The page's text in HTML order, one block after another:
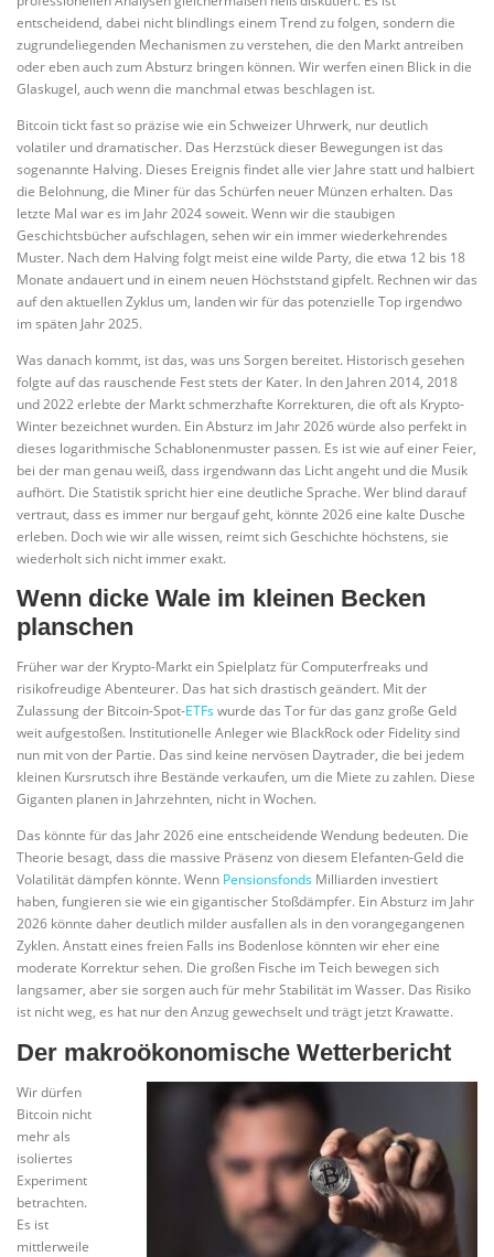
entscheidend, dabei nicht blindlings einem Trend zu folgen, sondern die
zugrundeliegenden Mechanismen zu verstehen, die den Markt antreiben
oder eben auch zum Absturz bringen können. Wir werfen einen Blick in die
Glaskugel, auch wenn die manchmal etwas beschlagen ist.
Bitcoin tickt fast so präzise wie ein Schweizer Uhrwerk, nur deutlich
volatiler und dramatischer. Das Herzstück dieser Bewegungen ist das
sogenannte Halving. Dieses Ereignis findet alle vier Jahre statt und halbiert
die Belohnung, die Miner für das Schürfen neuer Münzen erhalten. Das
letzte Mal war es im Jahr 2024 soweit. Wenn wir die staubigen
Geschichtsbücher aufschlagen, sehen wir ein immer wiederkehrendes
Muster. Nach dem Halving folgt meist eine wilde Party, die etwa 12 bis 18
Monate andauert und in einem neuen Höchststand gipfelt. Rechnen wir das
auf den aktuellen Zyklus um, landen wir für das potenzielle Top irgendwo
im späten Jahr 2025.
Was danach kommt, ist das, was uns Sorgen bereitet. Historisch gesehen
folgte auf das rauschende Fest stets der Kater. In den Jahren 2014, 2018
und 2022 erlebte der Markt schmerzhafte Korrekturen, die oft als Krypto-
Winter bezeichnet wurden. Ein Absturz im Jahr 2026 würde also perfekt in
dieses logarithmische Schablonenmuster passen. Es ist wie auf einer Feier,
bei der man genau weiß, dass irgendwann das Licht angeht und die Musik
aufhört. Die Statistik spricht hier eine deutliche Sprache. Wer blind darauf
vertraut, dass es immer nur bergauf geht, könnte 2026 eine kalte Dusche
erleben. Doch wie wir alle wissen, reimt sich Geschichte höchstens, sie
wiederholt sich nicht immer exakt.
Wenn dicke Wale im kleinen Becken
planschen
Früher war der Krypto-Markt ein Spielplatz für Computerfreaks und
risikofreudige Abenteurer. Das hat sich drastisch geändert. Mit der
Zulassung der Bitcoin-Spot-ETFswurde das Tor für das ganz große Geld
weit aufgestoßen. Institutionelle Anleger wie BlackRock oder Fidelity sind
nun mit von der Partie. Das sind keine nervösen Daytrader, die bei jedem
kleinen Kursrutsch ihre Bestände verkaufen, um die Miete zu zahlen. Diese
Giganten planen in Jahrzehnten, nicht in Wochen.
Das könnte für das Jahr 2026 eine entscheidende Wendung bedeuten. Die
Theorie besagt, dass die massive Präsenz von diesem Elefanten-Geld die
Volatilität dämpfen könnte. Wenn Pensionsfonds Milliarden investiert
haben, fungieren sie wie ein gigantischer Stoßdämpfer. Ein Absturz im Jahr
2026 könnte daher deutlich milder ausfallen als in den vorangegangenen
Zyklen. Anstatt eines freien Falls ins Bodenlose könnten wir eher eine
moderate Korrektur sehen. Die großen Fische im Teich bewegen sich
langsamer, aber sie sorgen auch für mehr Stabilität im Wasser. Das Risiko
ist nicht weg, es hat nur den Anzug gewechselt und trägt jetzt Krawatte.
Der makroökonomische Wetterbericht
Wir dürfen
Bitcoin nicht
mehr als
isoliertes
Experiment
betrachten.
Es ist
mittlerweile